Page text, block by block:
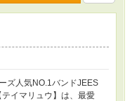
ズ人気NO.1バンドJEES
イマリュウ】は、最愛